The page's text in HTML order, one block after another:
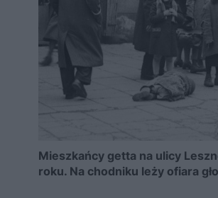
Mieszkańcy getta na ulicy
roku. Na chodniku leży ofiara